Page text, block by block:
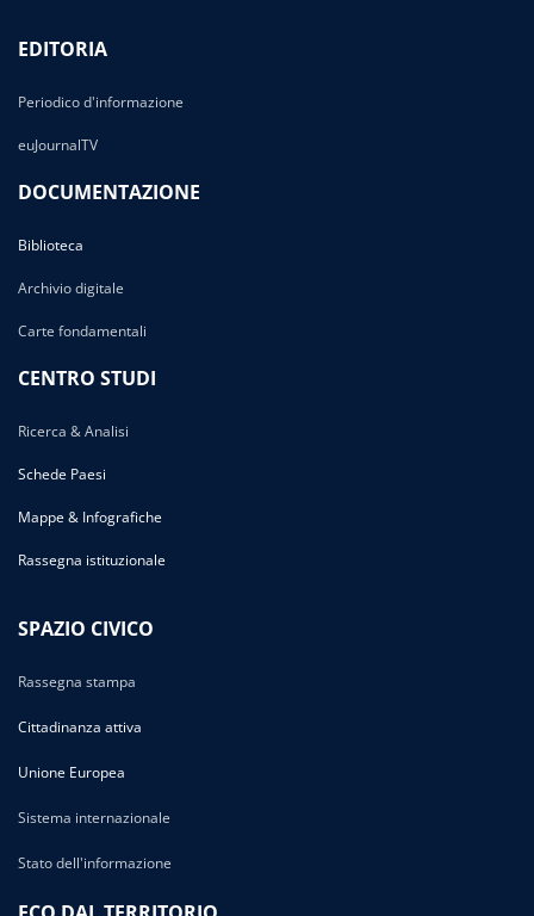
EDITORIA
Periodico d'informazione
euJournalTV
DOCUMENTAZIONE
Biblioteca
Archivio digitale
Carte fondamentali
CENTRO STUDI
Ricerca & Analisi
Schede Paesi
Mappe & Infografiche
Rassegna istituzionale
SPAZIO CIVICO
Rassegna stampa
Cittadinanza attiva
Unione Europea
Sistema internazionale
Stato dell'informazione